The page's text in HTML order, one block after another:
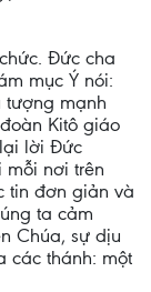
Ðức cha
mục Ý nói:
tượng mạnh
Kitô giáo
lời Ðức
mỗi nơi trên
tin đơn giản và
ta cảm
Chúa, sự dịu
các thánh: một